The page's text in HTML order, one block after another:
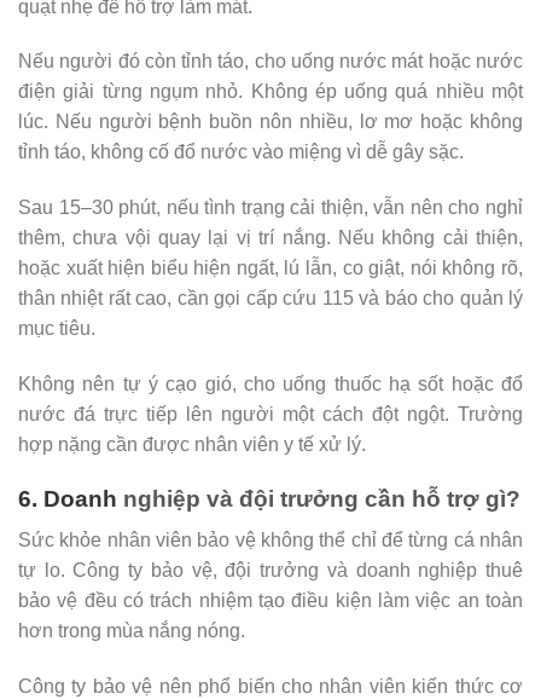
quạt nhẹ để hỗ trợ làm mát.
Nếu người đó còn tỉnh táo, cho uống nước mát hoặc nước
điện giải từng ngụm nhỏ. Không ép uống quá nhiều một
lúc. Nếu người bệnh buồn nôn nhiều, lơ mơ hoặc không
tỉnh táo, không cố đổ nước vào miệng vì dễ gây sặc.
Sau 15–30 phút, nếu tình trạng cải thiện, vẫn nên cho nghỉ
thêm, chưa vội quay lại vị trí nắng. Nếu không cải thiện,
hoặc xuất hiện biểu hiện ngất, lú lẫn, co giật, nói không rõ,
thân nhiệt rất cao, cần gọi cấp cứu 115 và báo cho quản lý
mục tiêu.
Không nên tự ý cạo gió, cho uống thuốc hạ sốt hoặc đổ
nước đá trực tiếp lên người một cách đột ngột. Trường
hợp nặng cần được nhân viên y tế xử lý.
6. Doanh nghiệp và đội trưởng cần hỗ trợ gì?
Sức khỏe nhân viên bảo vệ không thể chỉ để từng cá nhân
tự lo. Công ty bảo vệ, đội trưởng và doanh nghiệp thuê
bảo vệ đều có trách nhiệm tạo điều kiện làm việc an toàn
hơn trong mùa nắng nóng.
Công ty bảo vệ nên phổ biến cho nhân viên kiến thức cơ